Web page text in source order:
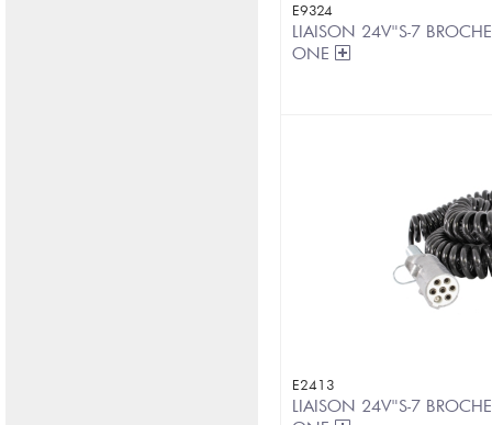
E9324
LIAISON 24V"S-7
ONE
E2413
LIAISON 24V"S-7